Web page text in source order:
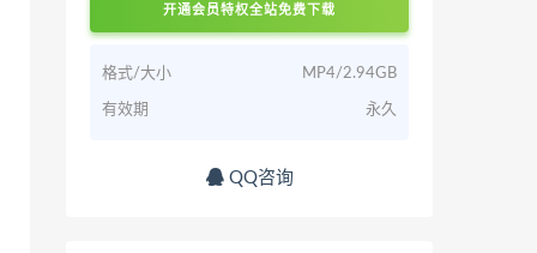
开通会员特权全站免费下载
格式/大小 MP4/2.94GB
有效期 永久
QQ咨询